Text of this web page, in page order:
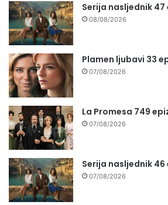
Serija nasljednik
08/08/2026
Plamen ljubavi 33
07/08/2026
La Promesa 749
07/08/2026
Serija nasljednik
07/08/2026